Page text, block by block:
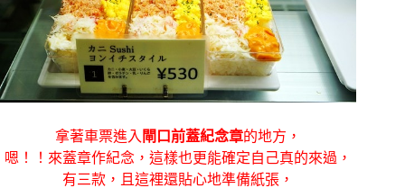
拿著車票進入 閘口前蓋紀念章的地方，
嗯！！來蓋章作紀念，這樣也更能確定自己真的來過，
有三款，且這裡還貼心地準備紙張，